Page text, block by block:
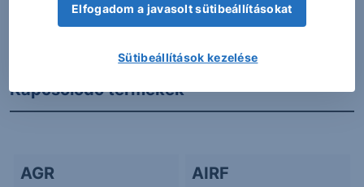
További Erste elemzések
Kapcsolódó termékek
AGR AIRF
Elfogadom a javasolt sütibeállításokat
Sütibeállítások kezelése